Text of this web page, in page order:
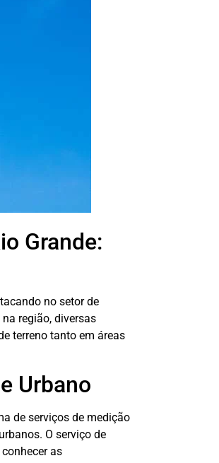
Grande:
no setor de
região, diversas
terreno tanto em áreas
Urbano
de serviços de medição
O serviço de
as